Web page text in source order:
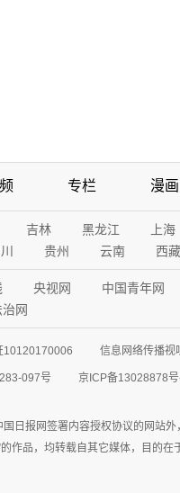
专栏 漫画
吉林 黑龙江 上海
贵州 云南 西藏
央视网 中国青年网
治网
10120170006 信息网络传播视
097号 京ICP备13028878
日报网签署内容授权协议的网站
作品，均转载自其它媒体，目的